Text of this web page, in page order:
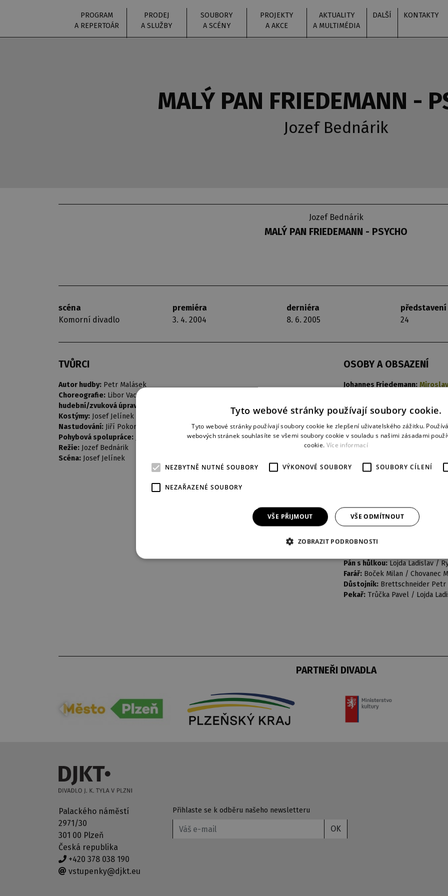
PROGRAM
A REPERTOÁR
PRODEJ
A SLUŽBY
SOUBORY
A SCÉNY
PROJEKTY
A AKCE
AKTUALITY
A MULTIMÉDIA
DALŠÍ KONTAKTY
MALÝ PAN FRIEDEMANN -
Jozef Bednárik
Jozef Bednárik
MALÝ PAN FRIEDEMANN - PSYCHO
scéna
Komorní divadlo
premiéra
3. 4. 2004
derniéra
8. 6. 2005
představení
24
TVŮRCI
Autor hudby: Petr Malásek
Choreografie: Libor Vaculík
hudební/zvuková úprava:
Kostýmy: Josef Jelínek
Nastudování: Jiří Pokorný
Pohybová spolupráce:
Režie: Jozef Bednárik
Scéna: Josef Jelínek
OSOBY A OBSAZENÍ
Johannes Friedemann:
Frederika, Johannesova sestra:
Plukovník von Rinnlingen:
Gerda, plukovníkova žena:
Johannesova chůva: Petra
Johannesova matka:
Paní s lorňonem: Vrbová Lucie
Dáma s vějířem: Šťastná Olga,
Jeptiška: Petra Kuldová
Námořník:
Pán s hůlkou: Lojda Ladislav /
Farář: Boček Milan / Chovanec
Důstojník: Brettschneider
Pekař: Trůčka Pavel / Lojda
PARTNEŘI DIVADLA
Palackého náměstí
2971/30
301 00 Plzeň
Česká republika
+420 378 038 190
vstupenky@djkt.eu
Přihlaste se k odběru našeho newsletteru
OK
Tyto webové stránky používají soubory cookie.
Tyto webové stránky používají soubory cookie ke zlepšení uživatelského zážitku.
webových stránek souhlasíte se všemi soubory cookie v souladu s našimi zásadami
cookie. Více informací
NEZBYTNĚ NUTNÉ SOUBORY VÝKONOVÉ SOUBORY SOUBORY CÍLENÍ
NEZAŘAZENÉ SOUBORY
VŠE PŘIJMOUT VŠE ODMÍTNOUT
ZOBRAZIT PODROBNOSTI